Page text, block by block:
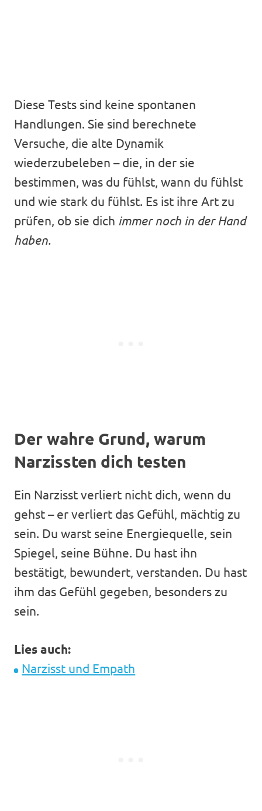
Diese Tests sind keine spontanen
Handlungen. Sie sind berechnete
Versuche, die alte Dynamik
wiederzubeleben – die, in der sie
bestimmen, was du fühlst, wann du fühlst
und wie stark du fühlst. Es ist ihre Art zu
prüfen, ob sie dich immer noch in der Hand
haben.
Der wahre Grund, warum
Narzissten dich testen
Ein Narzisst verliert nicht dich, wenn du
gehst – er verliert das Gefühl, mächtig zu
sein. Du warst seine Energiequelle, sein
Spiegel, seine Bühne. Du hast ihn
bestätigt, bewundert, verstanden. Du hast
ihm das Gefühl gegeben, besonders zu
sein.
Lies auch:
Narzisst und Empath